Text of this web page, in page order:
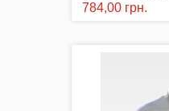
784,00 грн.